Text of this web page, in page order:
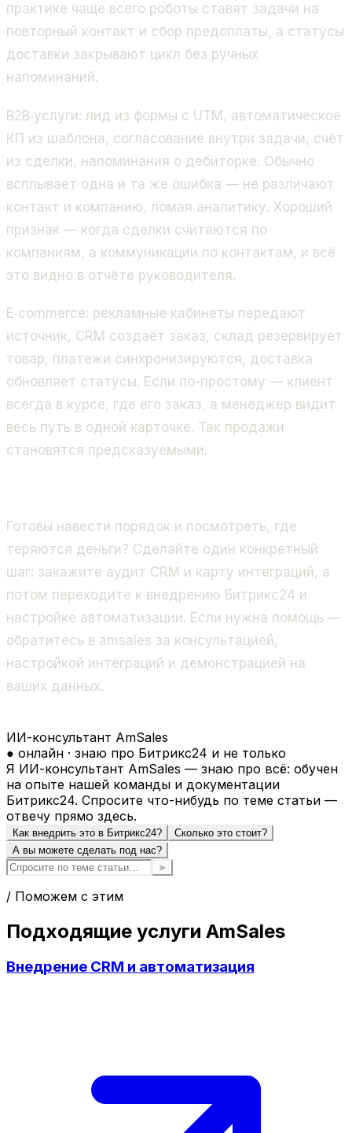
практике чаще всего роботы ставят задачи на
повторный контакт и сбор предоплаты, а статусы
доставки закрывают цикл без ручных
напоминаний.
B2B‑услуги: лид из формы с UTM, автоматическое
КП из шаблона, согласование внутри задачи, счёт
из сделки, напоминания о дебиторке. Обычно
всплывает одна и та же ошибка — не различают
контакт и компанию, ломая аналитику. Хороший
признак — когда сделки считаются по
компаниям, а коммуникации по контактам, и всё
это видно в отчёте руководителя.
E‑commerce: рекламные кабинеты передают
источник, CRM создаёт заказ, склад резервирует
товар, платежи синхронизируются, доставка
обновляет статусы. Если по-простому — клиент
всегда в курсе, где его заказ, а менеджер видит
весь путь в одной карточке. Так продажи
становятся предсказуемыми.
Готовы навести порядок и посмотреть, где
теряются деньги? Сделайте один конкретный
шаг: закажите аудит CRM и карту интеграций, а
потом переходите к внедрению Битрикс24 и
настройке автоматизации. Если нужна помощь —
обратитесь в amsales за консультацией,
настройкой интеграций и демонстрацией на
ваших данных.
ИИ-консультант AmSales
● онлайн · знаю про Битрикс24 и не только
Я ИИ-консультант AmSales — знаю про всё: обучен
на опыте нашей команды и документации
Битрикс24. Спросите что-нибудь по теме статьи —
отвечу прямо здесь.
Как внедрить это в Битрикс24?
Сколько это стоит?
А вы можете сделать под нас?
➤
/ Поможем с этим
Подходящие услуги AmSales
Внедрение CRM и автоматизация